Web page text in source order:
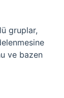
gruplar,
ve bazen